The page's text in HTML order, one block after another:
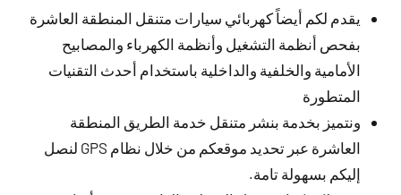
يقدم لكم أيضاً كهربائي سيارات متنقل المنطقة العاشرة
بفحص أنظمة التشغيل وأنظمة الكهرباء والمصابيح
الأمامية والخلفية والداخلية باستخدام أحدث التقنيات
المتطورة
ونتميز بخدمة بنشر متنقل خدمة الطريق المنطقة
العاشرة عبر تحديد موقعكم من خلال نظام GPS لنصل
إليكم بسهولة تامة.